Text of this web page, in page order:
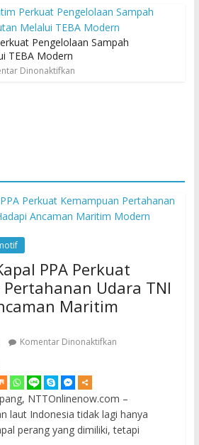
Pengelolaan Sampah
TEBA Modern
Dinonaktifkan
PPA Perkuat
Udara TNI
Maritim
Komentar Dinonaktifkan
NTTOnlinenow.com –
laut Indonesia tidak lagi hanya
perang yang dimiliki, tetapi